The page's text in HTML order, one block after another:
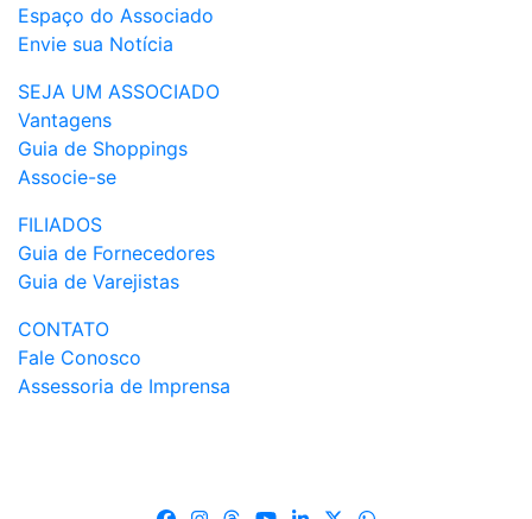
Espaço do Associado
Envie sua Notícia
SEJA UM ASSOCIADO
Vantagens
Guia de Shoppings
Associe-se
FILIADOS
Guia de Fornecedores
Guia de Varejistas
CONTATO
Fale Conosco
Assessoria de Imprensa